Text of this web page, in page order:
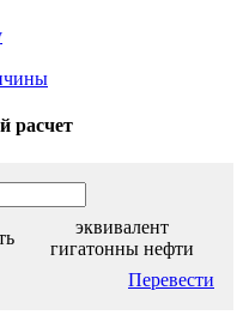
расчет
эквивалент
гигатонны нефти
Перевести